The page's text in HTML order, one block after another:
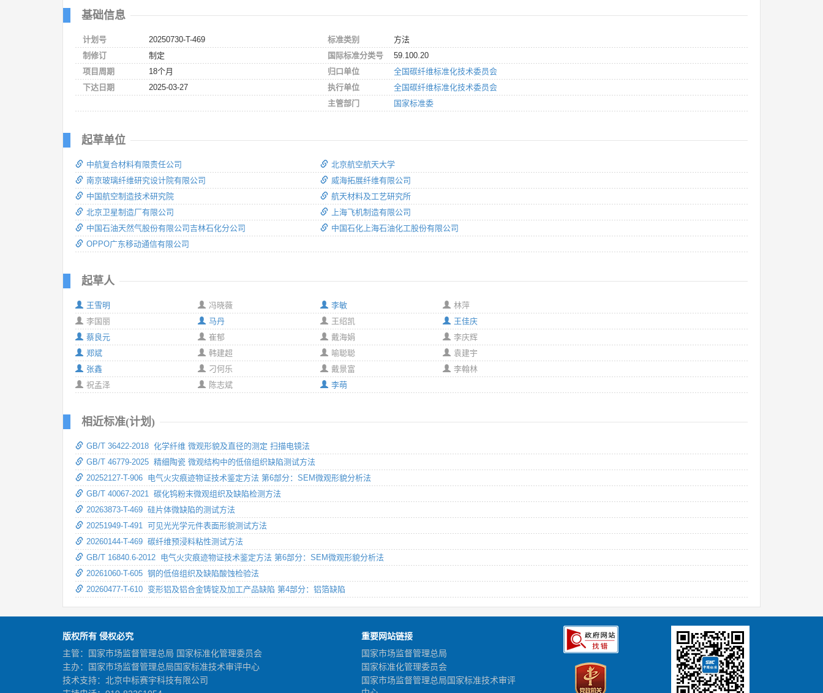
基础信息
计划号
20250730-T-469
制修订
制定
项目周期
18个月
下达日期
2025-03-27
标准类别
方法
国际标准分类号
59.100.20
归口单位
全国碳纤维标准化技术委员会
执行单位
全国碳纤维标准化技术委员会
主管部门
国家标准委
起草单位
中航复合材料有限责任公司
南京玻璃纤维研究设计院有限公司
中国航空制造技术研究院
北京卫星制造厂有限公司
中国石油天然气股份有限公司吉林石化分公司
OPPO广东移动通信有限公司
北京航空航天大学
威海拓展纤维有限公司
航天材料及工艺研究所
上海飞机制造有限公司
中国石化上海石油化工股份有限公司
起草人
王雪明
冯晓薇
李国丽
马丹
蔡良元
崔郁
郑斌
韩建超
张鑫
刁何乐
祝孟泽
陈志斌
李敏
林萍
王绍凯
王佳庆
戴海娟
李庆辉
喻聪聪
袁建宇
戴景富
李翰林
李萌
相近标准(计划)
GB/T 36422-2018 化学纤维 微观形貌及直径的测定 扫描电镜法
GB/T 46779-2025 精细陶瓷 微观结构中的低倍组织缺陷测试方法
20252127-T-906 电气火灾痕迹物证技术鉴定方法 第6部分：SEM微观形貌分析法
GB/T 40067-2021 碳化钨粉末微观组织及缺陷检测方法
20263873-T-469 硅片体微缺陷的测试方法
20251949-T-491 可见光光学元件表面形貌测试方法
20260144-T-469 碳纤维预浸料粘性测试方法
GB/T 16840.6-2012 电气火灾痕迹物证技术鉴定方法 第6部分：SEM微观形貌分析法
20261060-T-605 钢的低倍组织及缺陷酸蚀检验法
20260477-T-610 变形铝及铝合金铸锭及加工产品缺陷 第4部分：铝箔缺陷
版权所有 侵权必究
主管：国家市场监督管理总局 国家标准化管理委员会
主办：国家市场监督管理总局国家标准技术审评中心
技术支持：北京中标赛宇科技有限公司
重要网站链接
国家市场监督管理总局
国家标准化管理委员会
国家市场监督管理总局国家标准技术审评